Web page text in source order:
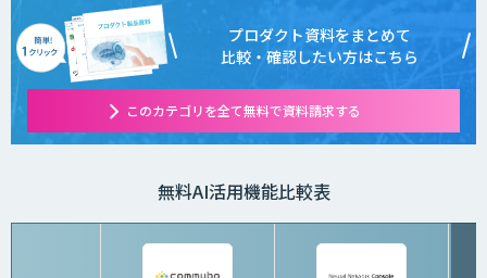
プロダクト資料をまとめて
比較・確認したい方はこちら
このカテゴリを全て無料で資料請求する
無料AI活用機能比較表